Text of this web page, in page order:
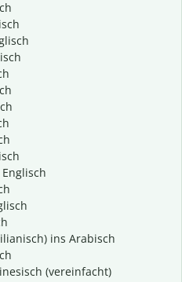
ins Arabisch
(vereinfacht)